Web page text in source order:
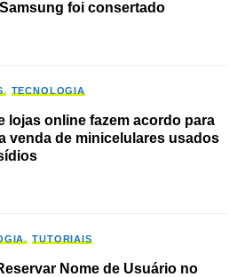
foi consertado
TECNOLOGIA
lojas online fazem acordo para
venda de minicelulares usados
TUTORIAIS
Nome de Usuário no